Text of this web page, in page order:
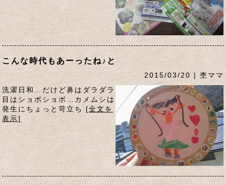
こんな時代もあーったね♪と
2015/03/20 | 杢ママ
洗濯日和…だけど鼻はダラダラ
目はショボショボ…カメムシは
発生にちょっと苛立ち [全文を
表示]